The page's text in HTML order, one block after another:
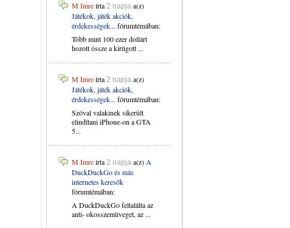
M Imreírta 2 napja a(z)
Játékok, játék akciók,
érdekességek... fórumtémában:
Több mint 100 ezer dollárt
hozott össze a kirúgott ...
M Imreírta 2 napja a(z)
Játékok, játék akciók,
érdekességek... fórumtémában:
Szóval valakinek sikerült
elindítani iPhone-on a GTA
5...
M Imreírta 2 napja a(z) A
DuckDuckGo és más
internetes keresők
fórumtémában:
A DuckDuckGo feltalálta az
anti- okosszemüveget, az ...